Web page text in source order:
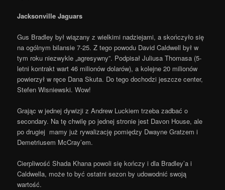
Jacksonville Jaguars
Gus Bradley był wiązany z wielkimi nadziejami, a skończyło się
na ogólnym bilansie 7-25. Z tego powodu David Caldwell był w
tym roku niezwykle „agresywny”. Podpisał Juliusa Thomasa (5-
letni kontrakt wart 46 milionów dolarów), a kolejne 20 milionów
powierzył w ręce Dana Skuta. Do tego dochodzi jeszcze center,
Stefen Wisniewski. Wow!
Grając w jednej dywizji z Andrew Luckiem trzeba zadbać o
secondary. Na tę chwilę po jednej stronie jest Davon House, ale
po drugiej mamy już rywalizację pomiędzy Dwayne Gratzem i
Demetriusem McCray’em.
Cierpliwość Shada Khana powoli się kończy i dla Bradley’a i
Caldwella, może to być ostatni sezon by udowodnić swoją
wartość.